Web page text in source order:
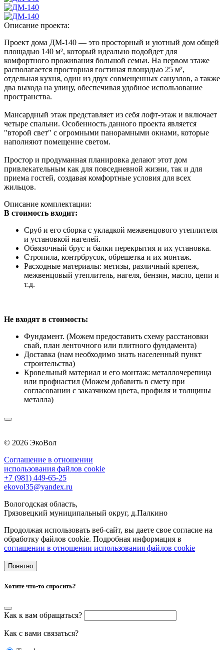
Описание проекта:
Проект дома ДМ-140 — это просторный и уютный дом общей
площадью 140 м², который идеально подойдет для
комфортного проживания большой семьи. На первом этаже
располагается просторная гостиная площадью 25 м²,
отдельная кухня, один из двух совмещенных санузлов, а также
два выхода на улицу, обеспечивая удобное использование
пространства.
Мансардный этаж представляет из себя лофт-этаж и включает
четыре спальни. Особенность данного проекта является
"второй свет" с огромными панорамными окнами, которые
наполняют помещение светом.
Простор и продуманная планировка делают этот дом
привлекательным как для повседневной жизни, так и для
приема гостей, создавая комфортные условия для всех
жильцов.
Описание комплектации:
В стоимость входит:
Сруб и его сборка с укладкой межвенцового утеплителя
и установкой нагелей.
Обвязочный брус и балки перекрытия и их установка.
Стропила, контрбрусок, обрешетка и их монтаж.
Расходные материалы: метизы, различный крепеж,
межвенцовый утеплитель, нагеля, бензин, масло, цепи и
т.д.
Не входят в стоимость:
Фундамент. (Можем предоставить схему расстановки
свай, план ленточного или плитного фундамента)
Доставка (нам необходимо знать населенный пункт
строительства)
Кровельный материал и его монтаж: металлочерепица
или профнастил (Можем добавить в смету при
согласовании с заказчиком цвета, профиля и толщины
металла)
© 2026 ЭкоВол
Соглашение в отношении
использования файлов cookie
+7 (981) 449-65-25
ekovol35@yandex.ru
Вологодская область,
Грязовецкий муниципальный округ, д.Палкино
Продолжая использовать веб-сайт, вы даете свое согласие на
обработку файлов cookie. Подробная информация в
cоглашении в отношении использования файлов cookie
Понятно
Хотите что-то спросить?
Как к вам обращаться?
Как с вами связаться?